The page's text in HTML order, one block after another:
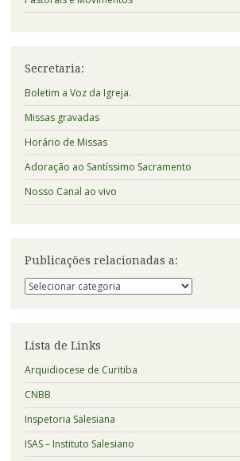
Secretaria:
Boletim a Voz da Igreja.
Missas gravadas
Horário de Missas
Adoração ao Santíssimo Sacramento
Nosso Canal ao vivo
Publicações relacionadas a:
Publicações
relacionadas
Lista de Links
Arquidiocese de Curitiba
CNBB
Inspetoria Salesiana
ISAS – Instituto Salesiano